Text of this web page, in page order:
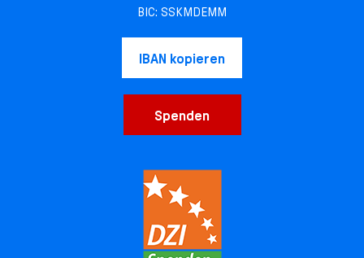
BIC: SSKMDEMM
IBAN kopieren
Spenden